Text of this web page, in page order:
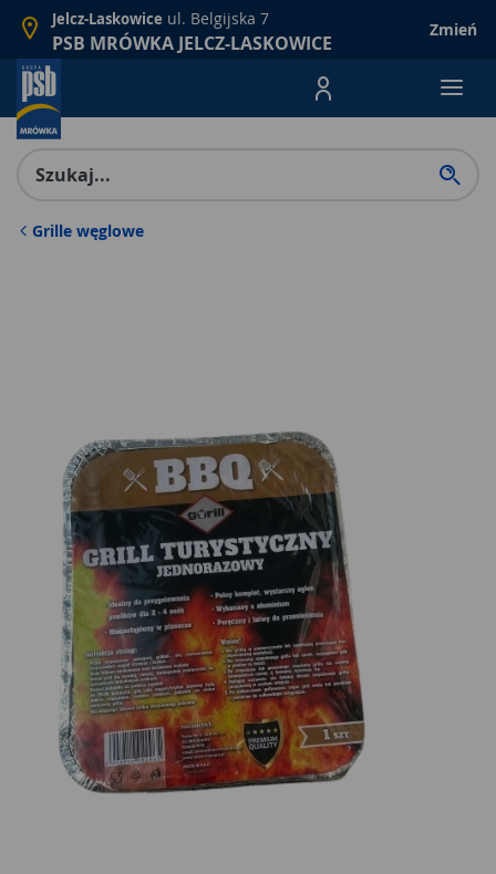
Jelcz-Laskowice ul. Belgijska 7
PSB MRÓWKA JELCZ-LASKOWICE
Zmień
Menu Produktów,
Grille węglowe